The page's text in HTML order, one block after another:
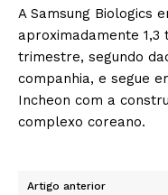
A Samsung Biologics
aproximadamente
trimestre, segundo
companhia, e segue
Incheon com a
complexo coreano.
Artigo anterior